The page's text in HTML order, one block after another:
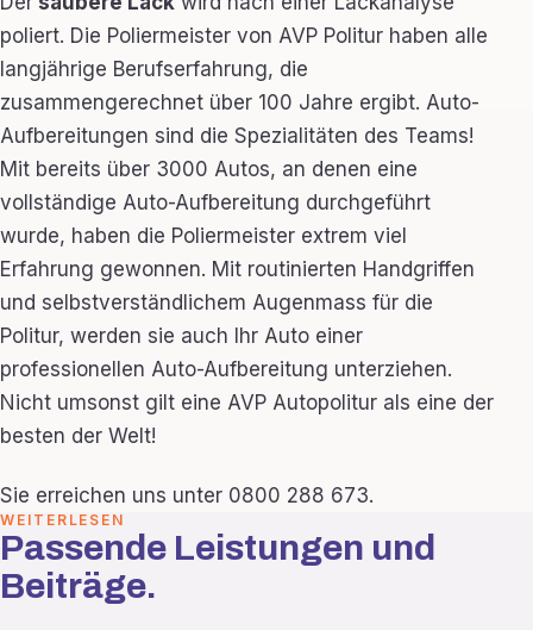
poliert. Die Poliermeister von AVP Politur haben alle
langjährige Berufserfahrung, die
zusammengerechnet über 100 Jahre ergibt. Auto-
Aufbereitungen sind die Spezialitäten des Teams!
Mit bereits über 3000 Autos, an denen eine
vollständige Auto-Aufbereitung durchgeführt
wurde, haben die Poliermeister extrem viel
Erfahrung gewonnen. Mit routinierten Handgriffen
und selbstverständlichem Augenmass für die
Politur, werden sie auch Ihr Auto einer
professionellen Auto-Aufbereitung unterziehen.
Nicht umsonst gilt eine AVP Autopolitur als eine der
besten der Welt!
Sie erreichen uns unter 0800 288 673.
WEITERLESEN
Passende Leistungen und
Beiträge.